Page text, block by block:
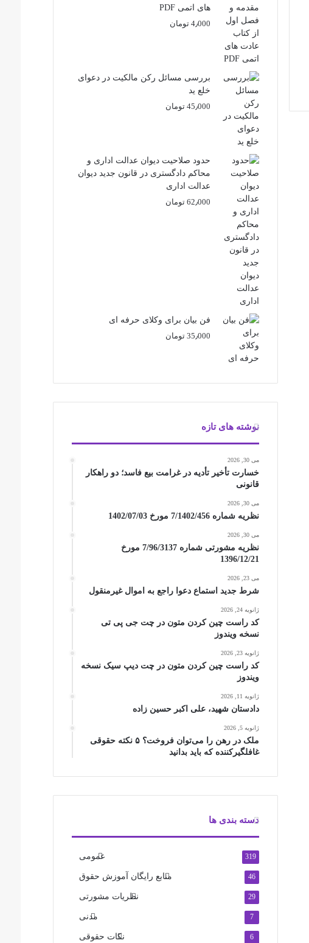
های اتمی PDF
4٫000 تومان
بررسی مسائل رکن مالکیت در دعوای
خلع ید
45٫000 تومان
حدود صلاحیت دیوان عدالت اداری و
محاکم دادگستری در قانون جدید دیوان
عدالت اداری
62٫000 تومان
فن بیان برای وکلای حرفه ای
35٫000 تومان
نوشته های تازه
می 30, 2026
خسارت تأخیر تأدیه در غرامت بیع فاسد؛ دو راهکار
قانونی
می 30, 2026
نظریه شماره 7/1402/456 مورخ 1402/07/03
می 30, 2026
نظریه مشورتی شماره 7/96/3137 مورخ
1396/12/21
می 23, 2026
شرط جدید استماع دعوا راجع به اموال غیرمنقول
ژانویه 24, 2026
کد راست چین کردن متون در چت جی پی تی
نسخه ویندوز
ژانویه 23, 2026
کد راست چین کردن متون در چت دیپ سیک نسخه
ویندوز
ژانویه 11, 2026
دادستان شهید، علی اکبر حسین زاده
ژانویه 5, 2026
ملک در رهن را می‌توان فروخت؟ ۵ نکته حقوقی
غافلگیرکننده که باید بدانید
دسته بندی ها
عمومی 319
منابع رایگان آموزش حقوق 46
نظریات مشورتی 29
مدنی 7
نکات حقوقی 6